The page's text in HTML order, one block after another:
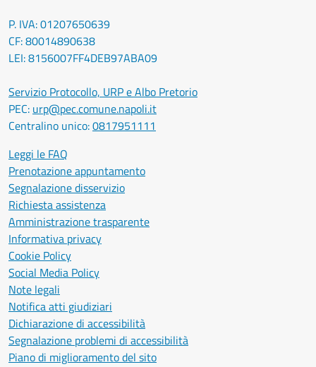
P. IVA: 01207650639
CF: 80014890638
LEI: 8156007FF4DEB97ABA09
Servizio Protocollo, URP e Albo Pretorio
PEC: urp@pec.comune.napoli.it
Centralino unico:0817951111
Leggi le FAQ
Prenotazione appuntamento
Segnalazione disservizio
Richiesta assistenza
Amministrazione trasparente
Informativa privacy
Cookie Policy
Social Media Policy
Note legali
Notifica atti giudiziari
Dichiarazione di accessibilità
Segnalazione problemi di accessibilità
Piano di miglioramento del sito